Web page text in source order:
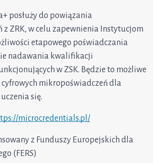
posłuży do powiązania
ZRK, w celu zapewnienia Instytucjom
etapowego poświadczania
nadawania kwalifikacji
w ZSK. Będzie to możliwe
mikropoświadczeń dla
się.
microcredentials.pl/
z Funduszy Europejskich dla
(FERS)